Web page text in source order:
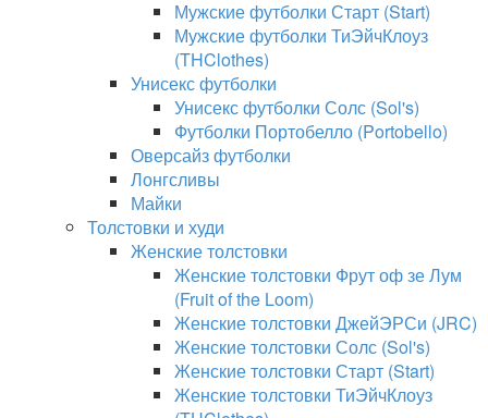
Мужские футболки Старт (Start)
Мужские футболки ТиЭйчКлоуз
(THClothes)
Унисекс футболки
Унисекс футболки Солс (Sol's)
Футболки Портобелло (Portobello)
Оверсайз футболки
Лонгсливы
Майки
Толстовки и худи
Женские толстовки
Женские толстовки Фрут оф зе Лум
(Fruit of the Loom)
Женские толстовки ДжейЭРСи (JRC)
Женские толстовки Солс (Sol's)
Женские толстовки Старт (Start)
Женские толстовки ТиЭйчКлоуз